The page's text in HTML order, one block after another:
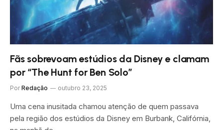
Fãs sobrevoam estúdios da Disney e clamam
por “The Hunt for Ben Solo”
Por Redação outubro 23, 2025
Uma cena inusitada chamou atenção de quem passava
pela região dos estúdios da Disney em Burbank, Califórnia,